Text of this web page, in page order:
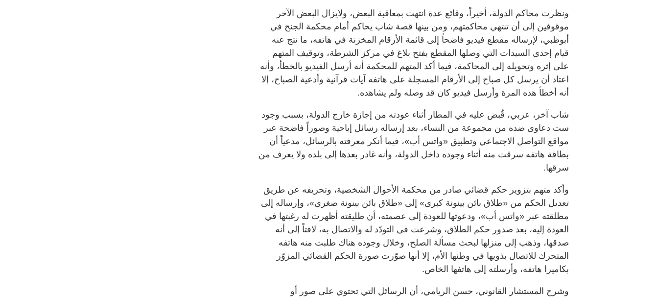
ونظرت محاكم الدولة، أخيراً، وقائع عدة انتهت بمعاقبة البعض، ولايزال البعض الآخر
موقوفين إلى أن تنتهي محاكمتهم، ومن بينها قصة شاب يحاكم أمام محكمة الجنح في
أبوظبي، لإرساله مقطع فيديو فاضحاً إلى قائمة الأرقام المخزنة في هاتفه، ما نتج عنه
قيام إحدى السيدات التي وصلها المقطع بفتح بلاغ في مركز الشرطة، وتوقيف المتهم
على إثره وتحويله إلى المحاكمة، فيما أكد المتهم للمحكمة أنه أرسل الفيديو بالخطأ، وأنه
اعتاد أن يرسل كل صباح إلى الأرقام المسجلة على هاتفه آيات قرآنية وأدعية الصباح، إلا
أنه أخطأ هذه المرة وأرسل فيديو كان قد وصله ولم يشاهده.
شاب آخر، عربي، قُبض عليه في المطار أثناء عودته من إجازة خارج الدولة، بسبب وجود
ست دعاوى ضده من مجموعة من النساء، بعد إرساله رسائل إباحية وصوراً فاضحة عبر
مواقع التواصل الاجتماعي وتطبيق «واتس أب»، فيما أنكر معرفته بالرسائل، مدعياً أن
بطاقة هاتفه سرقت منه أثناء وجوده داخل الدولة، وأنه غادر بعدها إلى بلده ولا يعرف من
سرقها.
وأكد متهم بتزوير حكم قضائي صادر من محكمة الأحوال الشخصية، وتحريفه عن طريق
تعديل الحكم من «طلاق بائن بينونة كبرى» إلى «طلاق بائن بينونة صغرى»، وإرساله إلى
مطلقته عبر «واتس أب»، ودعوتها للعودة إلى عصمته، أن طليقته أظهرت له رغبتها في
العودة إليه، بعد صدور حكم الطلاق، وشرعت في التودّد له والاتصال به، لافتاً إلى أنه
صدقها، وذهب إلى منزلها لبحث مسألة الصلح، وخلال وجوده هناك طلبت منه هاتفه
المتحرك للاتصال بذويها في وطنها الأم، إلا أنها صوّرت صورة الحكم القضائي المزوّر
بكاميرا هاتفه، وأرسلته إلى هاتفها الخاص.
وشرح المستشار القانوني، حسن الريامي، أن الرسائل التي تحتوي على صور أو